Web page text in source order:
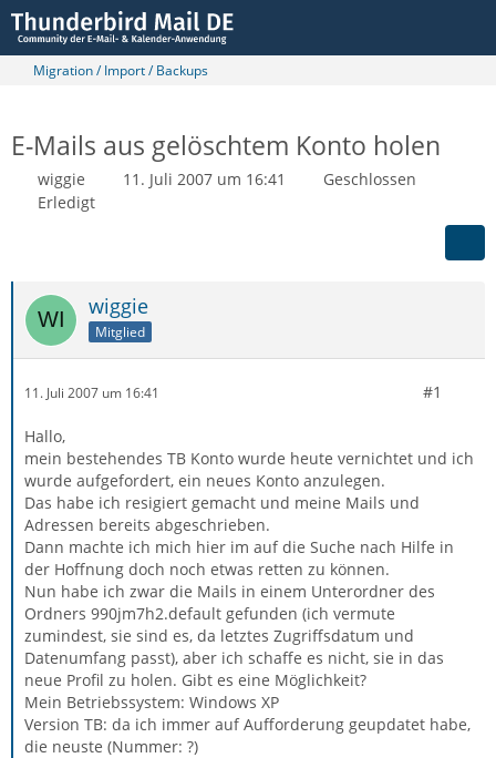
Migration / Import / Backups
E-Mails aus gelöschtem Konto holen
wiggie 11. Juli 2007 um 16:41
Geschlossen
Erledigt
wiggie
Mitglied
11. Juli 2007 um 16:41 #1
Hallo,
mein bestehendes TB Konto wurde heute vernichtet und ich
wurde aufgefordert, ein neues Konto anzulegen.
Das habe ich resigiert gemacht und meine Mails und
Adressen bereits abgeschrieben.
Dann machte ich mich hier im auf die Suche nach Hilfe in
der Hoffnung doch noch etwas retten zu können.
Nun habe ich zwar die Mails in einem Unterordner des
Ordners 990jm7h2.default gefunden (ich vermute
zumindest, sie sind es, da letztes Zugriffsdatum und
Datenumfang passt), aber ich schaffe es nicht, sie in das
neue Profil zu holen. Gibt es eine Möglichkeit?
Mein Betriebssystem: Windows XP
Version TB: da ich immer auf Aufforderung geupdatet habe,
die neuste (Nummer: ?)